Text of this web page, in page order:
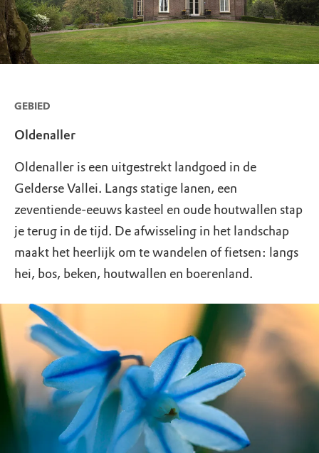
GEBIED
Oldenaller
Oldenaller is een uitgestrekt landgoed in de
Gelderse Vallei. Langs statige lanen, een
zeventiende-eeuws kasteel en oude houtwallen stap
je terug in de tijd. De afwisseling in het landschap
maakt het heerlijk om te wandelen of fietsen: langs
hei, bos, beken, houtwallen en boerenland.